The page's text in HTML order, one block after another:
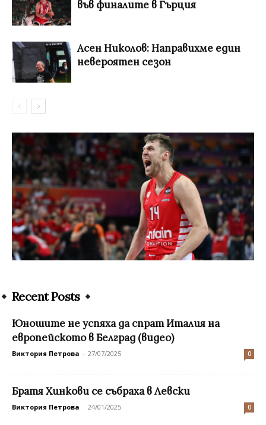
във финалите в Гърция
Асен Николов: Направихме един
невероятен сезон
Recent Posts
Юношите не успяха да спрат Италия на
европейското в Белград (видео)
Виктория Петрова - 27/07/2025 0
Братя Хинкови се събраха в Левски
Виктория Петрова - 24/01/2025 0